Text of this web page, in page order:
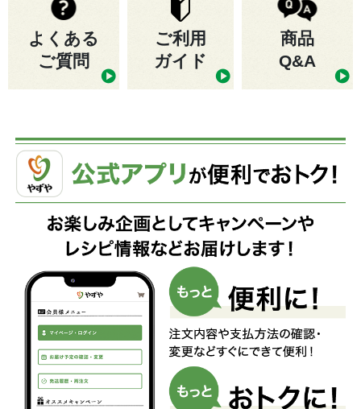
よくある
ご質問
ご利用
ガイド
商品
Q&A